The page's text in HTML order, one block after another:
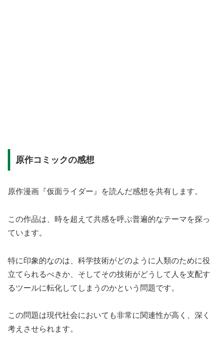
原作コミックの感想
原作漫画『仮面ライダー』を読んだ感想を共有します。
この作品は、時を超えて共感を呼ぶ普遍的なテーマを探っ
ています。
特に印象的なのは、科学技術がどのように人類のために役
立てられるべきか、そしてその技術がどうして人を支配す
るツールに転化してしまうのかという問題です。
この問題は現代社会においても非常に関連性が高く、深く
考えさせられます。